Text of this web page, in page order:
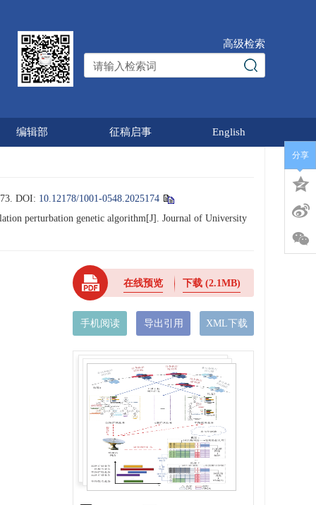
高级检索
编辑部 征稿启事 English
DOI: 10.12178/1001-0548.2025174
perturbation genetic algorithm[J]. Journal of University
在线预览 下载(2.1MB)
手机阅读 导出引用 XML下载
分享